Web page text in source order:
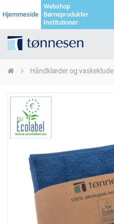
Hjemmeside
Webshop
Børneprodukter
Institutioner
Håndklæder og vaskeklude